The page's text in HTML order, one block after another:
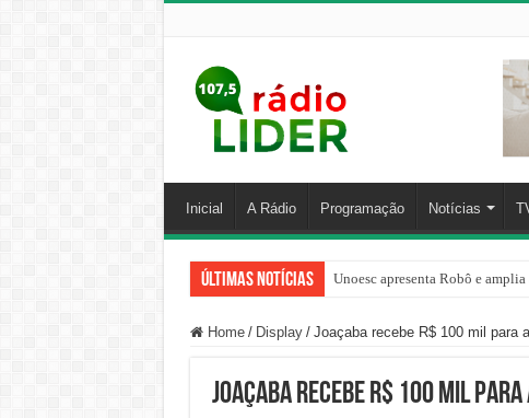
Inicial A Rádio Programação Notícias
Últimas Notícias Unoesc apresenta Robô e
Home / Display / Joaçaba recebe R$ 100 mil para
Joaçaba recebe R$ 100 mil